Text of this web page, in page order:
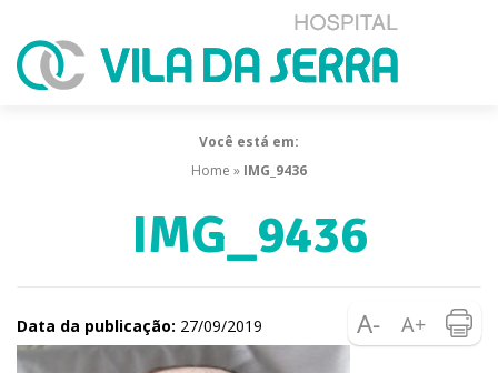
Você está em:
Home » IMG_9436
IMG_9436
Data da publicação: 27/09/2019